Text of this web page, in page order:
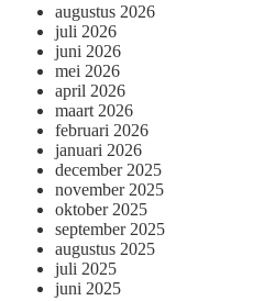
augustus 2026
juli 2026
juni 2026
mei 2026
april 2026
maart 2026
februari 2026
januari 2026
december 2025
november 2025
oktober 2025
september 2025
augustus 2025
juli 2025
juni 2025